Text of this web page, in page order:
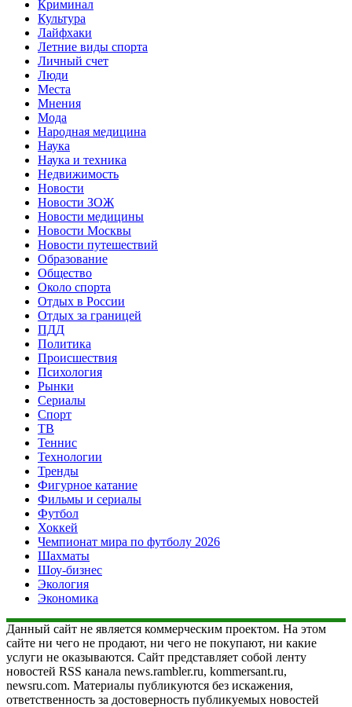
Криминал
Культура
Лайфхаки
Летние виды спорта
Личный счет
Люди
Места
Мнения
Мода
Народная медицина
Наука
Наука и техника
Недвижимость
Новости
Новости ЗОЖ
Новости медицины
Новости Москвы
Новости путешествий
Образование
Общество
Около спорта
Отдых в России
Отдых за границей
ПДД
Политика
Происшествия
Психология
Рынки
Сериалы
Спорт
ТВ
Теннис
Технологии
Тренды
Фигурное катание
Фильмы и сериалы
Футбол
Хоккей
Чемпионат мира по футболу 2026
Шахматы
Шоу-бизнес
Экология
Экономика
Данный сайт не является коммерческим проектом. На этом
сайте ни чего не продают, ни чего не покупают, ни какие
услуги не оказываются. Сайт представляет собой ленту
новостей RSS канала news.rambler.ru, kommersant.ru,
newsru.com. Материалы публикуются без искажения,
ответственность за достоверность публикуемых новостей